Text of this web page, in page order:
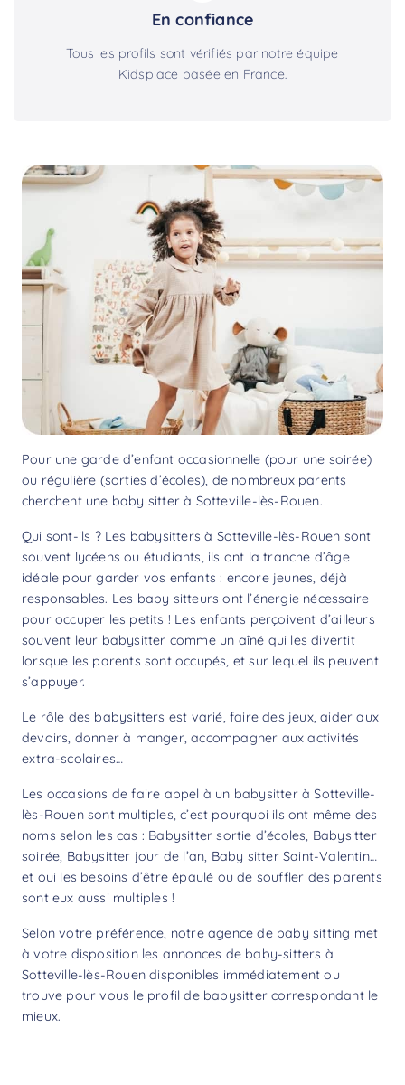
En confiance
Tous les profils sont vérifiés par notre équipe
Kidsplace basée en France.
Pour une garde d’enfant occasionnelle (pour une soirée)
ou régulière (sorties d’écoles), de nombreux parents
cherchent une baby sitter à Sotteville-lès-Rouen.
Qui sont-ils ? Les babysitters à Sotteville-lès-Rouen sont
souvent lycéens ou étudiants, ils ont la tranche d’âge
idéale pour garder vos enfants : encore jeunes, déjà
responsables. Les baby sitteurs ont l’énergie nécessaire
pour occuper les petits ! Les enfants perçoivent d’ailleurs
souvent leur babysitter comme un aîné qui les divertit
lorsque les parents sont occupés, et sur lequel ils peuvent
s’appuyer.
Le rôle des babysitters est varié, faire des jeux, aider aux
devoirs, donner à manger, accompagner aux activités
extra-scolaires…
Les occasions de faire appel à un babysitter à Sotteville-
lès-Rouen sont multiples, c’est pourquoi ils ont même des
noms selon les cas : Babysitter sortie d’écoles, Babysitter
soirée, Babysitter jour de l’an, Baby sitter Saint-Valentin…
et oui les besoins d’être épaulé ou de souffler des parents
sont eux aussi multiples !
Selon votre préférence, notre agence de baby sitting met
à votre disposition les annonces de baby-sitters à
Sotteville-lès-Rouen disponibles immédiatement ou
trouve pour vous le profil de babysitter correspondant le
mieux.